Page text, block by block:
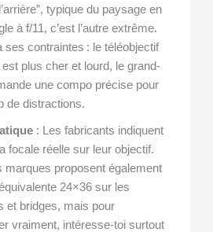
typique du paysage en
à f/11, c’est l’autre extrême.
ses contraintes : le téléobjectif
est plus cher et lourd, le grand-
une compo précise pour
de distractions.
: Les fabricants indiquent
focale réelle sur leur objectif.
marques proposent également
24×36 sur les
et bridges, mais pour
vraiment, intéresse-toi surtout